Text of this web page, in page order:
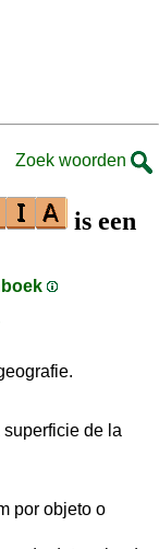
Zoek woorden
is een
de la
por objeto o